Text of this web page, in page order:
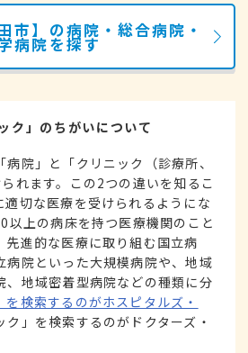
市】の病院・総合病院・
病院を探す
ク」のちがいについて
院」と「クリニック（診療所、
れます。この2つの違いを知るこ
適切な医療を受けられるようにな
以上の病床を持つ医療機関のこと
先進的な医療に取り組む国立病
病院といった大規模病院や、地域
、地域密着型病院などの種類に分
を検索するのがホスピタルズ・
ク」を検索するのがドクターズ・